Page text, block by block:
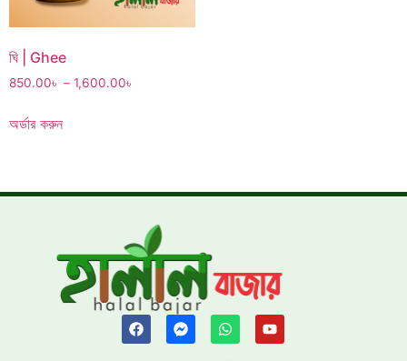
ঘি | Ghee
850.00৳ – 1,600.00৳
অর্ডার করুন